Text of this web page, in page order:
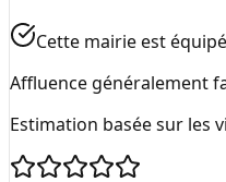
Cette mairie est
Affluence généralement
Estimation basée sur les